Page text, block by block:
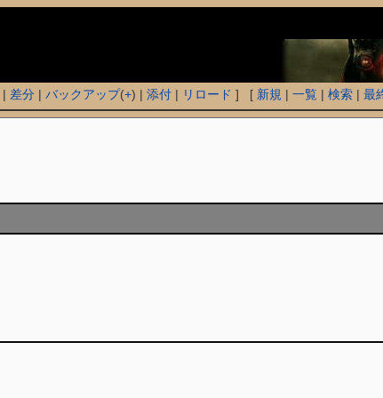
| 差分 |バックアップ(+) |添付 | リロード ] [ 新規 |一覧 |検索 |最